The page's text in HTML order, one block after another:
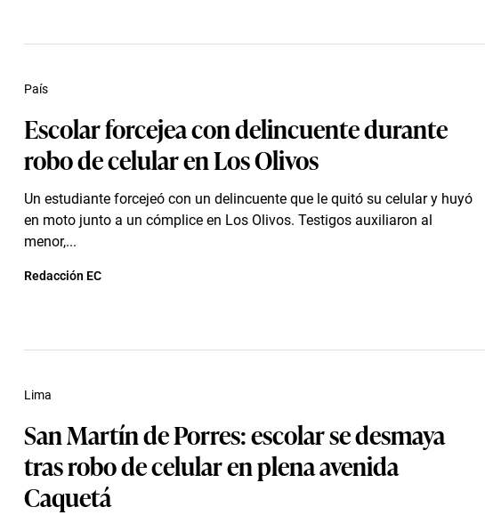
Escolar forcejea con delincuente durante
robo de celular en Los Olivos
Un estudiante forcejeó con un delincuente que le quitó su celular y huyó
en moto junto a un cómplice en Los Olivos. Testigos auxiliaron al
menor,...
País
Redacción EC
San Martín de Porres: escolar se desmaya
tras robo de celular en plena avenida
Caquetá
Lima